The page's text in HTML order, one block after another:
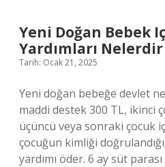
Yeni Doğan Bebek
Yardımları Nelerdir
Tarih: Ocak 21, 2025
Yeni doğan bebeğe devlet
maddi destek 300 TL, ikinci
üçüncü veya sonraki çocuk
çocuğun kimliği
yardımı öder. 6 ay süt parası